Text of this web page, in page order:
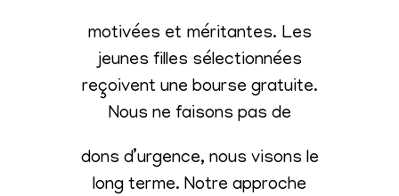
motivées et méritantes. Les
jeunes filles sélectionnées
reçoivent une bourse gratuite.
Nous ne faisons pas de
dons d’urgence, nous visons le
long terme. Notre approche